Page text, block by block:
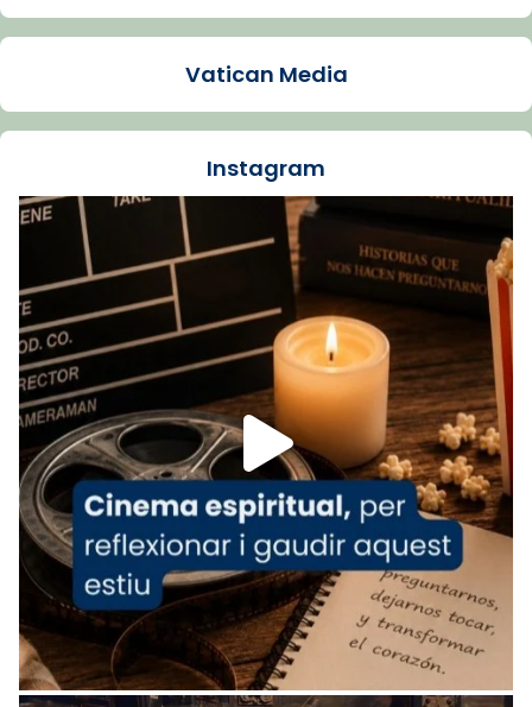
Mons. Sergi Gordo, bisbe de Tortosa, ha
Santes de Mataró.
🔗tinyurl.com/cvu5jmbk
Foto
View on Facebook Share
Arquebisbat de Barcelonais at Catedral
de Barcelona.
1 week ago
Aquest dilluns, 27 de juliol, ha tingut lloc la
missa d’acció de gràcies en agraïment al
comitè organitzador de la visita apostòlica
del Sant Pare Lleó XIV a Barcelona, i als
col·laboradors, a la Catedral de Barcelona.
L’arquebisbe de Barcelona, el cardenal Joan
Josep Omella, ha presidit la missa i l’ha
concelebrat el bisbe auxiliar de Barcelona,
Mons. David Abadías.
📸 Dr. G. Simón
Vatican Media
Instagram